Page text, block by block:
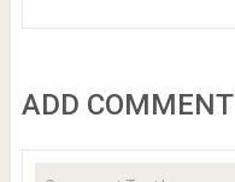
ADD COMMENT